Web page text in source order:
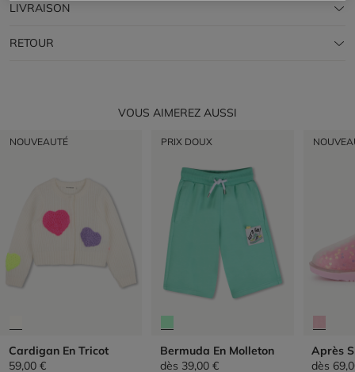
LIVRAISON
RETOUR
VOUS AIMEREZ AUSSI
NOUVEAUTÉ
Cardigan En Tricot
59,00 €
PRIX DOUX
Bermuda En Molleton
dès 39,00 €
Après
dès